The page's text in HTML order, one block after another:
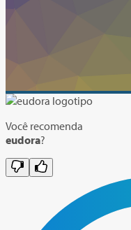
Você recomenda
eudora?